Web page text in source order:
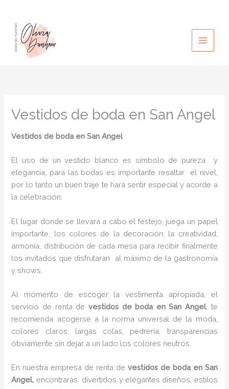
contenido
Vestidos de boda en San Angel
Vestidos de boda en San Angel
El uso de un vestido blanco es símbolo de pureza y
elegancia, para las bodas es importante resaltar el nivel,
por lo tanto un buen traje te hará sentir especial y acorde a
la celebración.
El lugar donde se llevará a cabo el festejo, juega un papel
importante, los colores de la decoración, la creatividad,
armonía, distribución de cada mesa para recibir finalmente
los invitados que disfrutaran al máximo de la gastronomía
y shows.
Al momento de escoger la vestimenta apropiada, el
servicio de renta de vestidos de boda en San Angel, te
recomienda acogerse a la norma universal de la moda,
colores claros, largas colas, pedrería, transparencias
obviamente sin dejar a un lado los colores neutros.
En nuestra empresa de renta de vestidos de boda en San
Angel, encontrarás divertidos y elegantes diseños, estilos